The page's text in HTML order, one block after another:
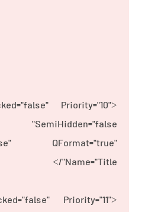
Priority="10"
SemiHidden="false"
QFormat="true"
Name="Title"/>
Priority="11"